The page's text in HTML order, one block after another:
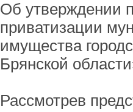
Об утверждении
приватизации
имущества
Брянской
Рассмотрев